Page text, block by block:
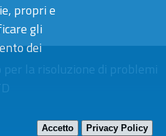
propri e
gli
dei
Accetto Privacy Policy
la risoluzione di problemi